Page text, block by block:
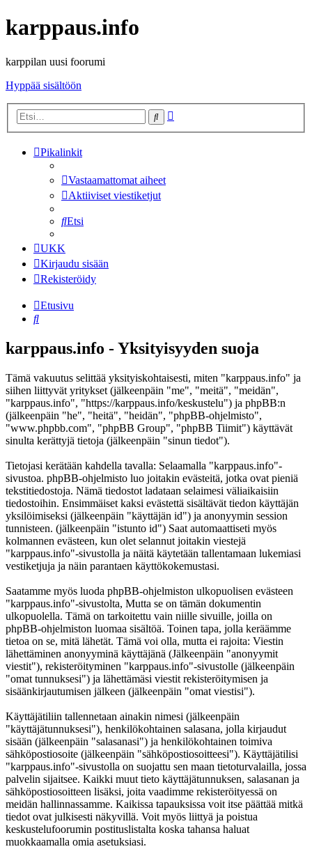
karppaus.info
karppilan uusi foorumi
Hyppää sisältöön
Etsi
Pikalinkit
Vastaamattomat aiheet
Aktiiviset viestiketjut
Etsi
UKK
Kirjaudu sisään
Rekisteröidy
Etusivu
Etsi
karppaus.info - Yksityisyyden suoja
Tämä vakuutus selittää yksityiskohtaisesti, miten "karppaus.info" ja
siihen liittyvät yritykset (jälkeenpäin "me", "meitä", "meidän",
"karppaus.info", "https://karppaus.info/keskustelu") ja phpBB:n
(jälkeenpäin "he", "heitä", "heidän", "phpBB-ohjelmisto",
"www.phpbb.com", "phpBB Group", "phpBB Tiimit") käyttävät
sinulta kerättyjä tietoja (jälkeenpäin "sinun tiedot").
Tietojasi kerätään kahdella tavalla: Selaamalla "karppaus.info"-
sivustoa. phpBB-ohjelmisto luo joitakin evästeitä, jotka ovat pieniä
tekstitiedostoja. Nämä tiedostot ladataan selaimesi väliaikaisiin
tiedostoihin. Ensimmäiset kaksi evästettä sisältävät tiedon käyttäjän
yksilöimiseksi (jälkeenpäin "käyttäjän id") ja anonyymin session
tunnisteen. (jälkeenpäin "istunto id") Saat automaattiseti myös
kolmannen evästeen, kun olet selannut joitakin viestejä
"karppaus.info"-sivustolla ja näitä käytetään tallentamaan lukemiasi
vestiketjuja ja näin parantaen käyttökokemustasi.
Saatamme myös luoda phpBB-ohjelmiston ulkopuolisen evästeen
"karppaus.info"-sivustolta, Mutta se on tämän dokumentin
ulkopuolella. Tämä on tarkoitettu vain niille sivuille, joilla on
phpBB-ohjelmiston luomaa sisältöä. Toinen tapa, jolla keräämme
tietoa on se, mitä lähetät. Tämä voi olla, mutta ei rajoita: Viestin
lähettäminen anonyyminä käyttäjänä (Jälkeenpäin "anonyymit
viestit"), rekisteröityminen "karppaus.info"-sivustolle (jälkeenpäin
"omat tunnuksesi") ja lähettämäsi viestit rekisteröitymisen ja
sisäänkirjautumisen jälkeen (jälkeenpäin "omat viestisi").
Käyttäjätiliin tallennetaan ainakin nimesi (jälkeenpäin
"käyttäjätunnuksesi"), henkilökohtainen salasana, jolla kirjaudut
sisään (jälkeenpäin "salasanasi") ja henkilökohtainen toimiva
sähköpostiosoite (jälkeenpäin "sähköpostiosoitteesi"). Käyttäjätilisi
"karppaus.info"-sivustolla on suojattu sen maan tietoturvalailla, jossa
palvelin sijaitsee. Kaikki muut tieto käyttäjätunnuksen, salasanan ja
sähköpostiosoitteen lisäksi, joita vaadimme rekisteröityessä on
meidän hallinnassamme. Kaikissa tapauksissa voit itse päättää mitkä
tiedot ovat julkisesti näkyvillä. Voit myös liittyä ja poistua
keskustelufoorumin postituslistalta koska tahansa haluat
muokkaamalla omia asetuksiasi.